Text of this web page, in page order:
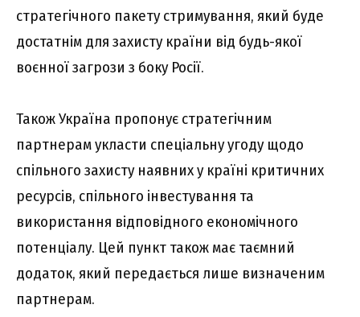
стратегічного пакету стримування, який буде
достатнім для захисту країни від будь-якої
воєнної загрози з боку Росії.
Також Україна пропонує стратегічним
партнерам укласти спеціальну угоду щодо
спільного захисту наявних у країні критичних
ресурсів, спільного інвестування та
використання відповідного економічного
потенціалу. Цей пункт також має таємний
додаток, який передається лише визначеним
партнерам.